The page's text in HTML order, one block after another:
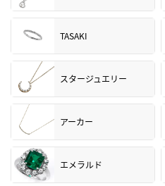
TASAKI
スタージュエリー
アーカー
エメラルド